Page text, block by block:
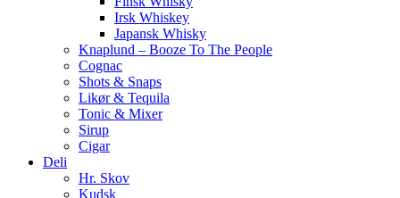
Irsk Whiskey
Japansk Whisky
Knaplund – Booze To The People
Cognac
Shots & Snaps
Likør & Tequila
Tonic & Mixer
Sirup
Cigar
Deli
Hr. Skov
Kudsk